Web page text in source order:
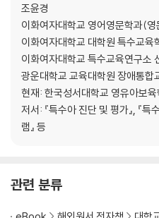
4.1. 발달지체에 대한 이해
4.2. 발달지체 영유아 교수방법
4.3. 발달지체를 위한 지원체계
제5장 지적장애
5.1. 정의 및 분류
5.2. 원인
5.3. 특성
제6장 자폐성 장애
6.2. 원인
조윤경
이화여자대학교 영어영문학과(영
이화여자대학교 대학원 특수교
이화여자대학교 특수교육연구소
광운대학교 교육대학원 장애통합
현재: 한국성서대학교 영유아보
저서: 『특수아 진단 및 평가』, 『
램』 등
관련 분류